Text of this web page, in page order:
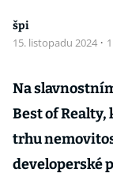
špi
15. listopadu 2024 ·
Na
Best of Realty,
trhu
developerské